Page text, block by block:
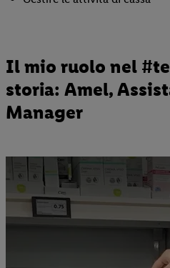
Il mio ruolo nel
storia: Amel,
Manager